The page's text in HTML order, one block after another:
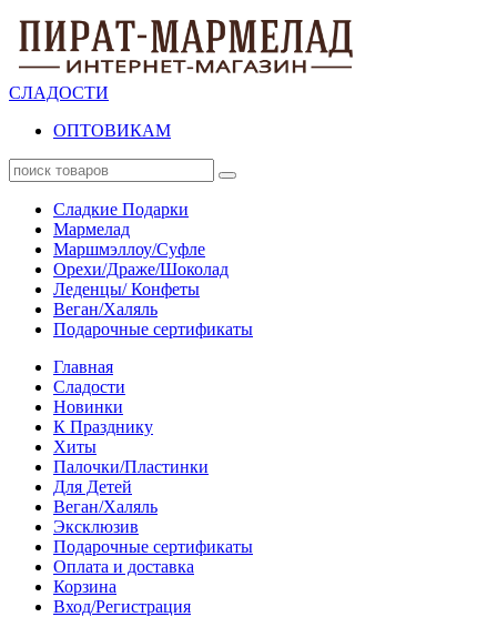
СЛАДОСТИ
ОПТОВИКАМ
Сладкие Подарки
Мармелад
Маршмэллоу/Суфле
Орехи/Драже/Шоколад
Леденцы/ Конфеты
Веган/Халяль
Подарочные сертификаты
Главная
Сладости
Новинки
К Празднику
Хиты
Палочки/Пластинки
Для Детей
Веган/Халяль
Эксклюзив
Подарочные сертификаты
Оплата и доставка
Корзина
Вход/Регистрация